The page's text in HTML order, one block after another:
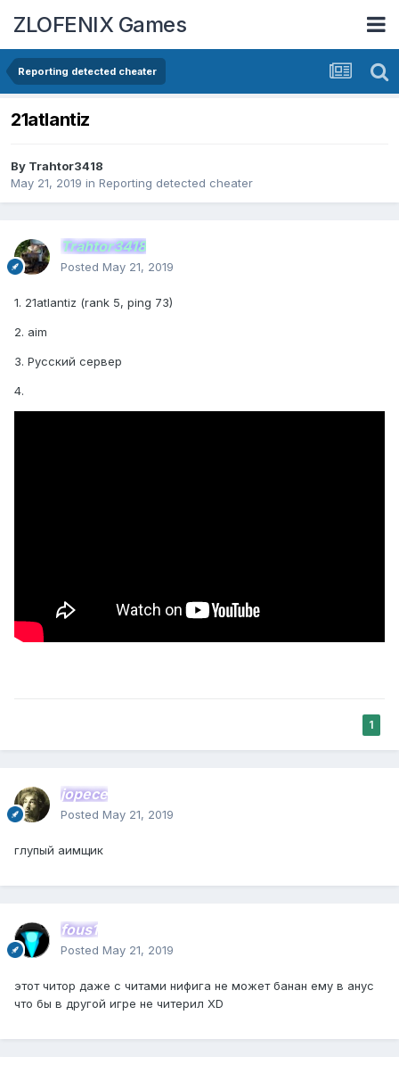
ZLOFENIX Games
Reporting detected cheater
21atlantiz
By Trahtor3418
May 21, 2019 in Reporting detected cheater
Trahtor3418
Posted May 21, 2019
1. 21atlantiz (rank 5, ping 73)
2. aim
3. Русский сервер
4.
1
jopece
Posted May 21, 2019
глупый аимщик
fous1
Posted May 21, 2019
этот читор даже с читами нифига не может банан ему в анус
что бы в другой игре не читерил XD